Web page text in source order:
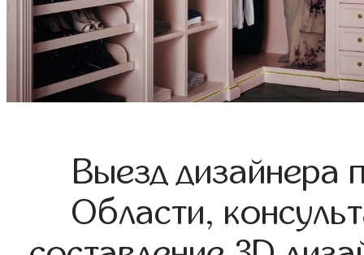
Выезд дизайнера
Области,